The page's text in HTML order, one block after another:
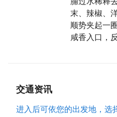
末、辣椒、
顺势夹起一
咸香入口，
交通资讯
进入后可依您的出发地，选